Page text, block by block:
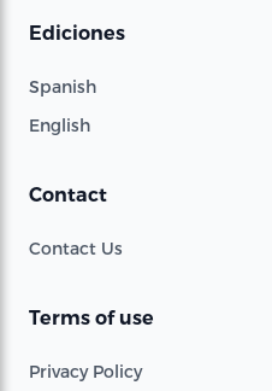
Ediciones
Spanish
English
Contact
Contact Us
Terms of use
Privacy Policy